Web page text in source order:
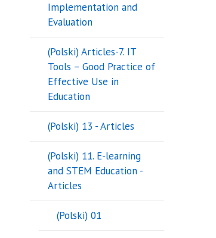
Implementation and
Evaluation
(Polski) Articles-7. IT
Tools – Good Practice of
Effective Use in
Education
(Polski) 13 - Articles
(Polski) 11. E-learning
and STEM Education -
Articles
(Polski) 01